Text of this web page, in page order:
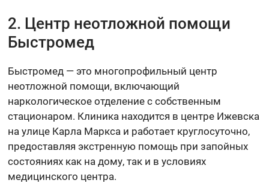
2. Центр неотложной помощи
Быстромед
Быстромед — это многопрофильный центр
неотложной помощи, включающий
наркологическое отделение с собственным
стационаром. Клиника находится в центре Ижевска
на улице Карла Маркса и работает круглосуточно,
предоставляя экстренную помощь при запойных
состояниях как на дому, так и в условиях
медицинского центра.